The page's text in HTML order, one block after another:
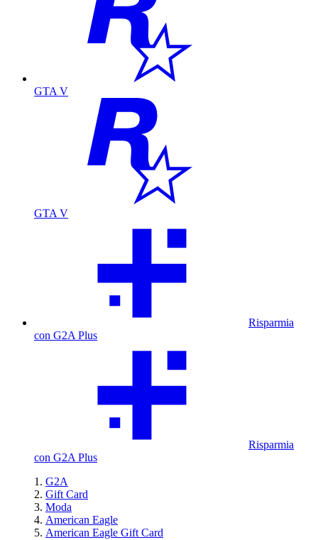
GTA V
GTA V
Risparmia
con G2A Plus
Risparmia
con G2A Plus
G2A
Gift Card
Moda
American Eagle
American Eagle Gift Card